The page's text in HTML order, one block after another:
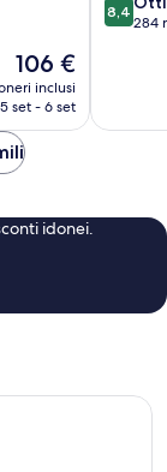
Il
prezzo
attuale
106 €
106 €
inclusi
5 set - 6 set
su
8,4
284
idonei.